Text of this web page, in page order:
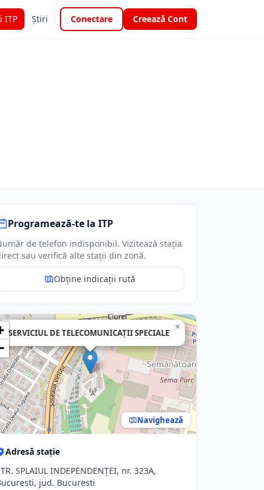
ITP Știri Conectare Creează Cont
Programează-te la ITP
de telefon indisponibil. Vizitează stația
sau verifică alte stații din zonă.
Obține indicații rută
SERVICIUL DE TELECOMUNICAŢII SPECIALE
×
Navighează
Adresă stație
SPLAIUL INDEPENDENŢEI, nr. 323A,
jud. Bucuresti